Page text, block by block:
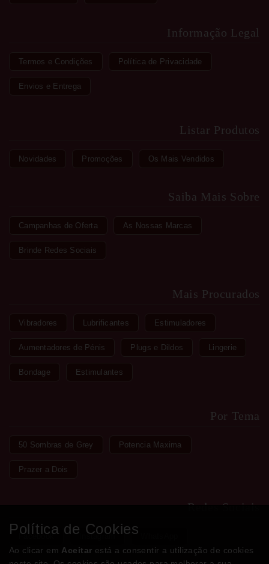
Informação Legal
Termos e Condições Política de Privacidade
Envios e Entrega
Listar Produtos
Novidades Promoções Os Mais Vendidos
Saiba Mais Sobre
Campanhas de Oferta As Nossas Marcas
Brinde Redes Sociais
Mais Procurados
Vibradores Lubrificantes Estimuladores
Aumentadores de Pénis Plugs e Dildos Lingerie
Bondage Estimulantes
Por Tema
50 Sombras de Grey Potencia Maxima
Prazer a Dois
Redes Sociais
Facebook Instagram
Política de Cookies
Ao clicar em Aceitar está a consentir a utilização de cookies